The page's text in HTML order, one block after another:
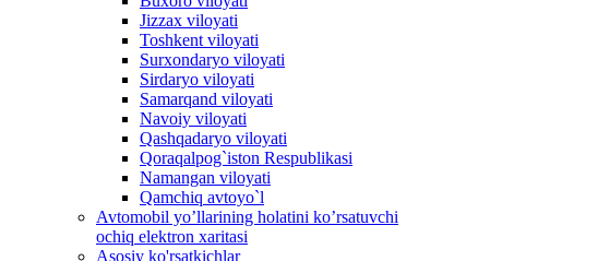
Jizzax viloyati
Toshkent viloyati
Surxondaryo viloyati
Sirdaryo viloyati
Samarqand viloyati
Navoiy viloyati
Qashqadaryo viloyati
Qoraqalpog`iston Respublikasi
Namangan viloyati
Qamchiq avtoyo`l
Avtomobil yo’llarining holatini ko’rsatuvchi
ochiq elektron xaritasi
Asosiy ko'rsatkichlar